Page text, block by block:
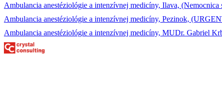
Ambulancia anestéziológie a intenzívnej medicíny, Ilava,
Ambulancia anestéziológie a intenzívnej medicíny, Pezinok,
Ambulancia anestéziológie a intenzívnej medicíny, MUDr. Gabriel